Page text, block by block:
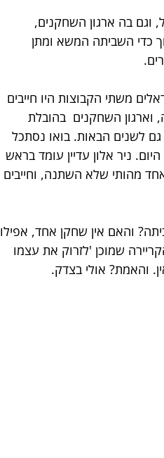
וגם בה ארגון השחקנים,
כדי השביתה המשא ומתן
משתי הקבוצות היו חייבים
השחקנים  בהובלת
לשנים הבאות. בואו נסתכל
ניר אלון עדיין עומד בראש
מהותי שלא השתנה, וחייבים
והאם אין שחקן אחד, אפילו
שמוכן 'לזרוק את עצמו
והאמת? אולי בצדק.